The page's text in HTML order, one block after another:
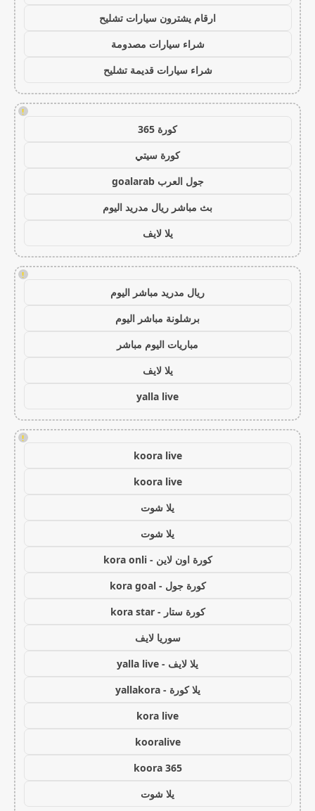
ارقام يشترون سيارات تشليح
شراء سيارات مصدومة
شراء سيارات قديمة تشليح
!
كورة 365
كورة سيتي
جول العرب goalarab
بث مباشر ريال مدريد اليوم
يلا لايف
!
ريال مدريد مباشر اليوم
برشلونة مباشر اليوم
مباريات اليوم مباشر
يلا لايف
yalla live
!
koora live
koora live
يلا شوت
يلا شوت
كورة اون لاين - kora onli
كورة جول - kora goal
كورة ستار - kora star
سوريا لايف
يلا لايف - yalla live
يلا كورة - yallakora
kora live
kooralive
koora 365
يلا شوت